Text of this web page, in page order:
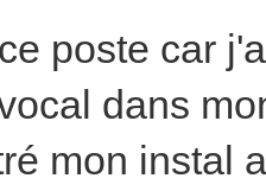
poste car
dans
mon instal